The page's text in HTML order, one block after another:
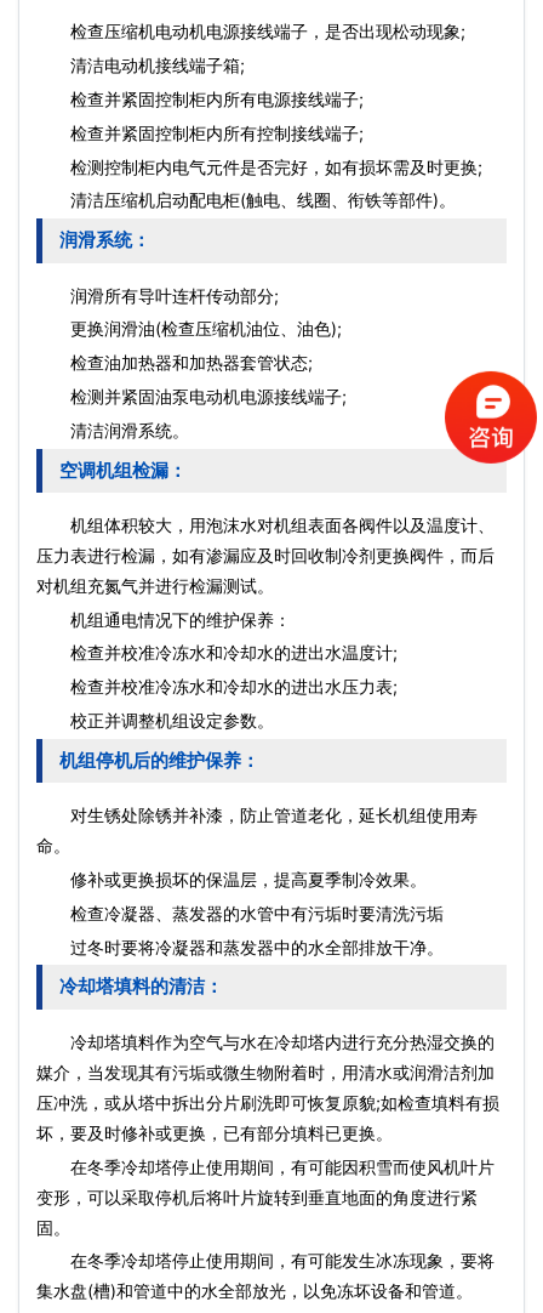
检查压缩机电动机电源接线端子，是否出现松动现象;
清洁电动机接线端子箱;
检查并紧固控制柜内所有电源接线端子;
检查并紧固控制柜内所有控制接线端子;
检测控制柜内电气元件是否完好，如有损坏需及时更换;
清洁压缩机启动配电柜(触电、线圈、衔铁等部件)。
润滑系统：
润滑所有导叶连杆传动部分;
更换润滑油(检查压缩机油位、油色);
检查油加热器和加热器套管状态;
检测并紧固油泵电动机电源接线端子;
清洁润滑系统。
空调机组检漏：
机组体积较大，用泡沫水对机组表面各阀件以及温度计、
压力表进行检漏，如有渗漏应及时回收制冷剂更换阀件，而后
对机组充氮气并进行检漏测试。
机组通电情况下的维护保养：
检查并校准冷冻水和冷却水的进出水温度计;
检查并校准冷冻水和冷却水的进出水压力表;
校正并调整机组设定参数。
机组停机后的维护保养：
对生锈处除锈并补漆，防止管道老化，延长机组使用寿
命。
修补或更换损坏的保温层，提高夏季制冷效果。
检查冷凝器、蒸发器的水管中有污垢时要清洗污垢
过冬时要将冷凝器和蒸发器中的水全部排放干净。
冷却塔填料的清洁：
冷却塔填料作为空气与水在冷却塔内进行充分热湿交换的
媒介，当发现其有污垢或微生物附着时，用清水或润滑洁剂加
压冲洗，或从塔中拆出分片刷洗即可恢复原貌;如检查填料有损
坏，要及时修补或更换，已有部分填料已更换。
在冬季冷却塔停止使用期间，有可能因积雪而使风机叶片
变形，可以采取停机后将叶片旋转到垂直地面的角度进行紧
固。
在冬季冷却塔停止使用期间，有可能发生冰冻现象，要将
集水盘(槽)和管道中的水全部放光，以免冻坏设备和管道。